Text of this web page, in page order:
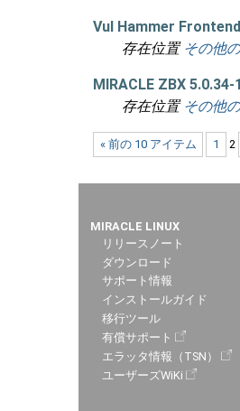
Vul Hammer
存在位置 その他
MIRACLE ZBX 5.0.34-1
存在位置 その他
« 前の 10 アイテム 1 2
MIRACLE LINUX
リリースノート
ダウンロード
サポート情報
インストールガイド
移行ツール
有償サポート
エラッタ情報（TSN）
ユーザーズWiKi